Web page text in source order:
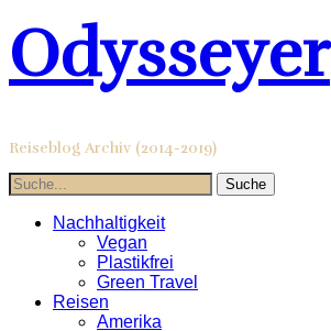
Odysseyer
Reiseblog Archiv (2014-2019)
Nachhaltigkeit
Vegan
Plastikfrei
Green Travel
Reisen
Amerika